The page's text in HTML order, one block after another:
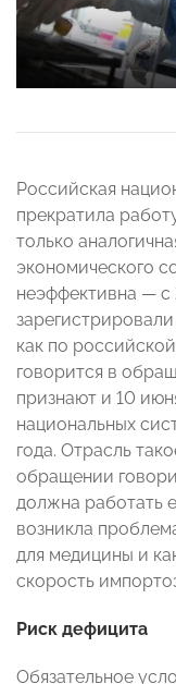
Российская
прекратила
только
экономического
неэффективна — с
как по
говорится в
признают и 10
национальных
года. Отрасль
обращении
должна работать
возникла
для медицины и
скорость
Риск дефицита
Обязательное